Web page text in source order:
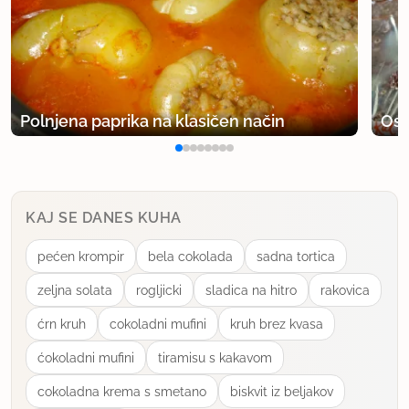
ursiii
član od 2011 543 sporočil
7.1.2012 ob 14:53
no, le zakaj, zato ker poteka nagradna igra, a ne
veste :) in zato tudi tak briljanten recept, važno da
piše da je s hoferja.. Ali se motim :) ?
Polnjena paprika na klasičen način
KAJ SE DANES KUHA
pećen krompir bela cokolada sadna tortica
zeljna solata rogljicki sladica na hitro rakovica
ćrn kruh cokoladni mufini kruh brez kvasa
ćokoladni mufini tiramisu s kakavom
cokoladna krema s smetano biskvit iz beljakov